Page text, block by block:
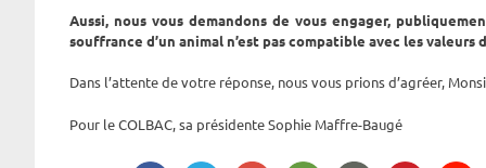
Aussi, nous vous demandons de vous engager,
souffrance d’un animal n’est pas compatible avec les valeurs
Dans l’attente de votre réponse, nous vous prions d’agréer,
Pour le COLBAC, sa présidente Sophie Maffre-Baugé